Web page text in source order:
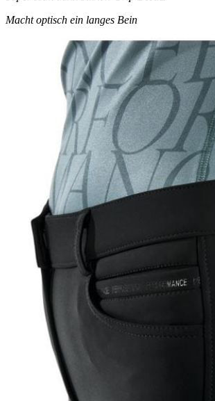
Macht optisch ein langes Bein